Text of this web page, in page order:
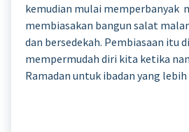
kemudian mulai memperbanyak
membiasakan bangun salat
dan bersedekah. Pembiasaan itu
mempermudah diri kita ketika
Ramadan untuk ibadan yang